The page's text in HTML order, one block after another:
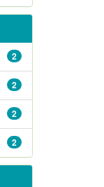
2
2
2
2